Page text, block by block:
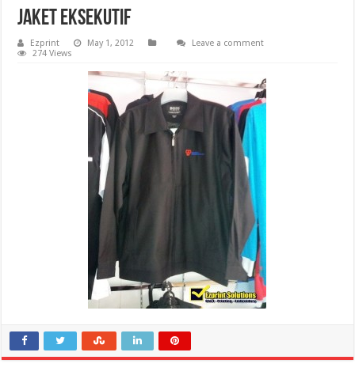
jaket eksekutif
Ezprint May 1, 2012
Leave a comment
274 Views